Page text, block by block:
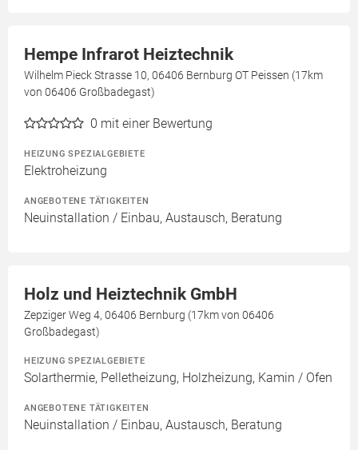
Hempe Infrarot Heiztechnik
Wilhelm Pieck Strasse 10, 06406 Bernburg OT Peissen (17km
von 06406 Großbadegast)
0 mit einer Bewertung
HEIZUNG SPEZIALGEBIETE
Elektroheizung
ANGEBOTENE TÄTIGKEITEN
Neuinstallation / Einbau, Austausch, Beratung
Holz und Heiztechnik GmbH
Zepziger Weg 4, 06406 Bernburg (17km von 06406
Großbadegast)
HEIZUNG SPEZIALGEBIETE
Solarthermie, Pelletheizung, Holzheizung, Kamin / Ofen
ANGEBOTENE TÄTIGKEITEN
Neuinstallation / Einbau, Austausch, Beratung